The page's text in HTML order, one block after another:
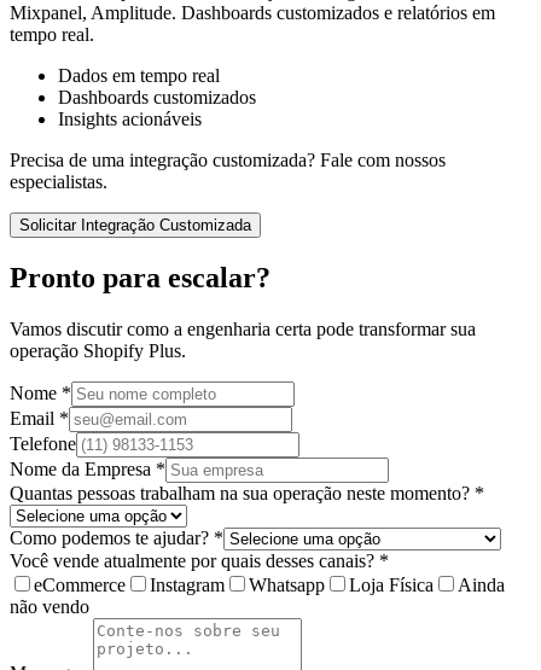
Mixpanel, Amplitude. Dashboards customizados e relatórios em
tempo real.
Dados em tempo real
Dashboards customizados
Insights acionáveis
Precisa de uma integração customizada? Fale com nossos
especialistas.
Solicitar Integração Customizada
Pronto para escalar?
Vamos discutir como a engenharia certa pode transformar sua
operação Shopify Plus.
Nome *
Email *
Telefone
Nome da Empresa *
Quantas pessoas trabalham na sua operação neste momento? *
Como podemos te ajudar? *
Você vende atualmente por quais desses canais? *
eCommerce
Instagram Whatsapp Loja Física
Ainda
não vendo